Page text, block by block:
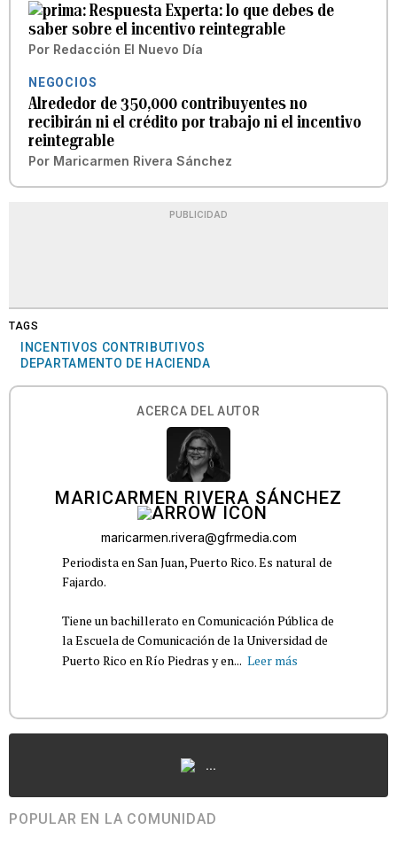
Respuesta Experta: lo que debes de
saber sobre el incentivo reintegrable
Por Redacción El Nuevo Día
NEGOCIOS
Alrededor de 350,000 contribuyentes no
recibirán ni el crédito por trabajo ni el incentivo
reintegrable
Por Maricarmen Rivera Sánchez
PUBLICIDAD
TAGS
INCENTIVOS CONTRIBUTIVOS
DEPARTAMENTO DE HACIENDA
ACERCA DEL AUTOR
MARICARMEN RIVERA SÁNCHEZ
maricarmen.rivera@gfrmedia.com
Periodista en San Juan, Puerto Rico. Es natural de
Fajardo.
Tiene un bachillerato en Comunicación Pública de
la Escuela de Comunicación de la Universidad de
Puerto Rico en Río Piedras y en... Leer más
...
POPULAR EN LA COMUNIDAD